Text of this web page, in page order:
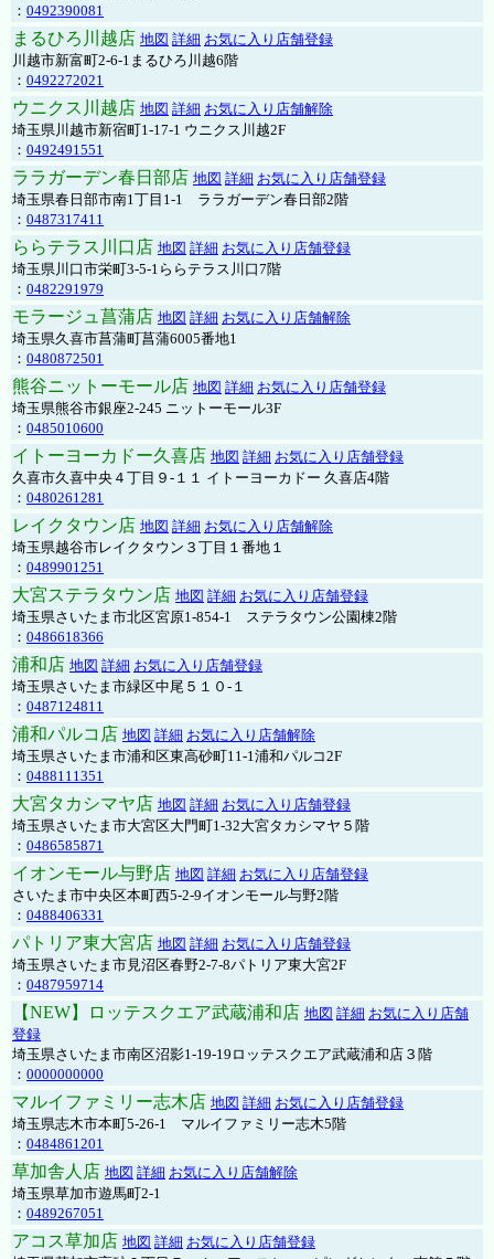
： 0492390081
まるひろ川越店 地図 詳細 お気に入り店舗登録
川越市新富町2-6-1まるひろ川越6階
： 0492272021
ウニクス川越店 地図 詳細 お気に入り店舗解除
埼玉県川越市新宿町1-17-1 ウニクス川越2F
： 0492491551
ララガーデン春日部店 地図 詳細 お気に入り店舗登録
埼玉県春日部市南1丁目1-1 ララガーデン春日部2階
： 0487317411
ららテラス川口店 地図 詳細 お気に入り店舗登録
埼玉県川口市栄町3-5-1ららテラス川口7階
： 0482291979
モラージュ菖蒲店 地図 詳細 お気に入り店舗解除
埼玉県久喜市菖蒲町菖蒲6005番地1
： 0480872501
熊谷ニットーモール店 地図 詳細 お気に入り店舗登録
埼玉県熊谷市銀座2-245 ニットーモール3F
： 0485010600
イトーヨーカドー久喜店 地図 詳細 お気に入り店舗登録
久喜市久喜中央４丁目９-１１ イトーヨーカドー 久喜店4階
： 0480261281
レイクタウン店 地図 詳細 お気に入り店舗解除
埼玉県越谷市レイクタウン３丁目１番地１
： 0489901251
大宮ステラタウン店 地図 詳細 お気に入り店舗登録
埼玉県さいたま市北区宮原1-854-1 ステラタウン公園棟2階
： 0486618366
浦和店 地図 詳細 お気に入り店舗登録
埼玉県さいたま市緑区中尾５１０-１
： 0487124811
浦和パルコ店 地図 詳細 お気に入り店舗解除
埼玉県さいたま市浦和区東高砂町11-1浦和パルコ2F
： 0488111351
大宮タカシマヤ店 地図 詳細 お気に入り店舗登録
埼玉県さいたま市大宮区大門町1-32大宮タカシマヤ５階
： 0486585871
イオンモール与野店 地図 詳細 お気に入り店舗登録
さいたま市中央区本町西5-2-9イオンモール与野2階
： 0488406331
パトリア東大宮店 地図 詳細 お気に入り店舗登録
埼玉県さいたま市見沼区春野2-7-8パトリア東大宮2F
： 0487959714
【NEW】ロッテスクエア武蔵浦和店 地図 詳細 お気に入り店舗
登録
埼玉県さいたま市南区沼影1-19-19ロッテスクエア武蔵浦和店３階
： 0000000000
マルイファミリー志木店 地図 詳細 お気に入り店舗登録
埼玉県志木市本町5-26-1 マルイファミリー志木5階
： 0484861201
草加舎人店 地図 詳細 お気に入り店舗解除
埼玉県草加市遊馬町2-1
： 0489267051
アコス草加店 地図 詳細 お気に入り店舗登録